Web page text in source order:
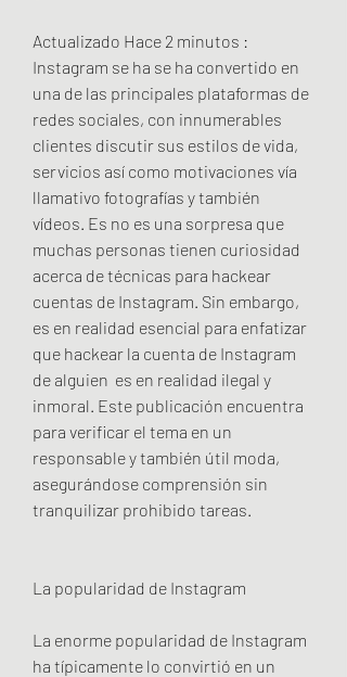
Actualizado Hace 2 minutos :
Instagram se ha se ha convertido en
una de las principales plataformas de
redes sociales, con innumerables
clientes discutir sus estilos de vida,
servicios así como motivaciones vía
llamativo fotografías y también
vídeos. Es no es una sorpresa que
muchas personas tienen curiosidad
acerca de técnicas para hackear
cuentas de Instagram. Sin embargo,
es en realidad esencial para enfatizar
que hackear la cuenta de Instagram
de alguien  es en realidad ilegal y
inmoral. Este publicación encuentra
para verificar el tema en un
responsable y también útil moda,
asegurándose comprensión sin
tranquilizar prohibido tareas.
La popularidad de Instagram
La enorme popularidad de Instagram
ha típicamente lo convirtió en un